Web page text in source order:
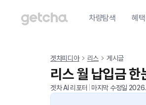
차량탐색 혜택
겟차피디아 리스 게시글
리스 월 납입금
겟차 AI 리포터 마지막 수정일